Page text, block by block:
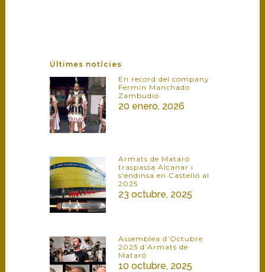
Últimes notícies
En record del company
Fermín Manchado
Zambudio
20 enero, 2026
Armats de Mataró
traspassa Alcanar i
s’endinsa en Castelló al
2025
23 octubre, 2025
Assemblea d’Octubre
2025 d’Armats de
Mataró
10 octubre, 2025